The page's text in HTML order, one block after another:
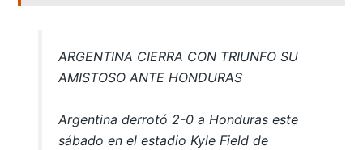
ARGENTINA CIERRA CON TRIUNFO SU
AMISTOSO ANTE HONDURAS
Argentina derrotó 2-0 a Honduras este
sábado en el estadio Kyle Field de